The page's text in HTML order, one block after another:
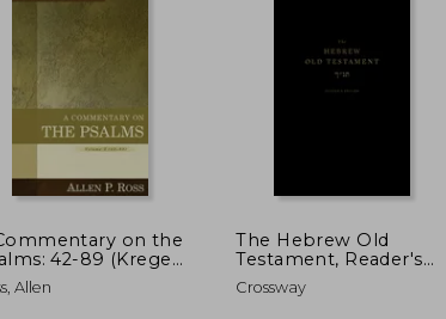
on the
42-89 (Kregel
Library) (en
Allen
The Hebrew Old
Testament, Reader's
Edition (en Inglés)
Crossway